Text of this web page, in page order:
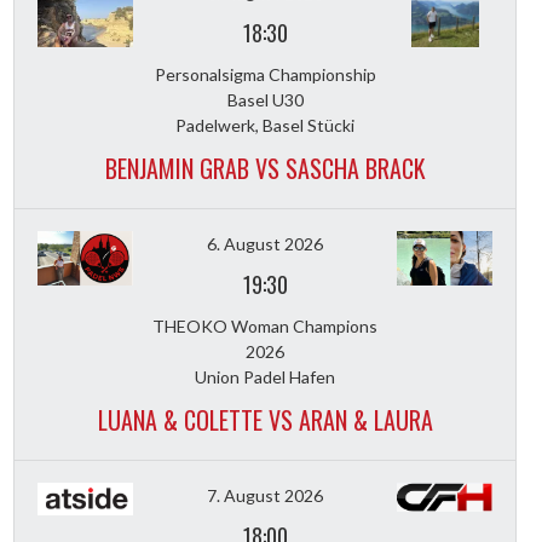
18:30
Personalsigma Championship
Basel U30
Padelwerk, Basel Stücki
BENJAMIN GRAB VS SASCHA BRACK
6. August 2026
19:30
THEOKO Woman Champions
2026
Union Padel Hafen
LUANA & COLETTE VS ARAN & LAURA
7. August 2026
18:00